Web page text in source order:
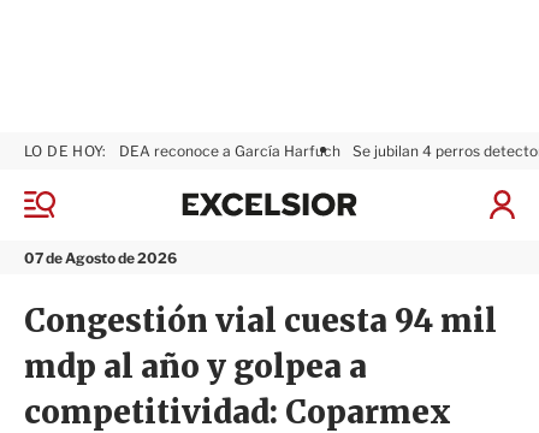
M
n
07 de Agosto de 2026
LO DE HOY: DEA reconoce a García Harfuch Se jubilan 4 perros
I
x
s
i
r
Congestión vial cuesta 94 mil
mdp al año y golpea a
competitividad: Coparmex